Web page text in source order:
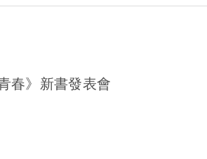
春》新書發表會